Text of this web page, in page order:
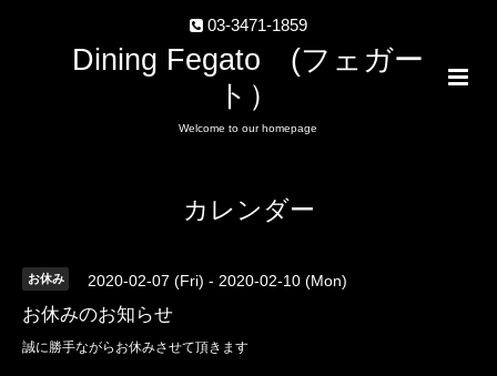
03-3471-1859
Dining Fegato (フェガー
ト）
Welcome to our homepage
カレンダー
お休み 2020-02-07 (Fri) - 2020-02-10 (Mon)
お休みのお知らせ
誠に勝手ながらお休みさせて頂きます